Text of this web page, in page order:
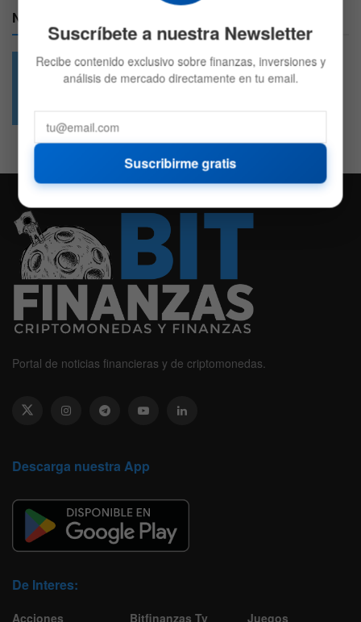
Nuestras Redes:
Portal de noticias financieras y de criptomonedas.
Descarga nuestra App
De Interes:
Acciones
Bitfinanzas Tv
Juegos
Suscríbete a nuestra Newsletter
Recibe contenido exclusivo sobre finanzas, inversiones y
análisis de mercado directamente en tu email.
Suscribirme gratis